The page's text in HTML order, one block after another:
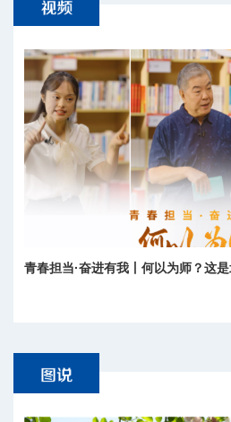
青春担当·奋进有我丨何以为师？这